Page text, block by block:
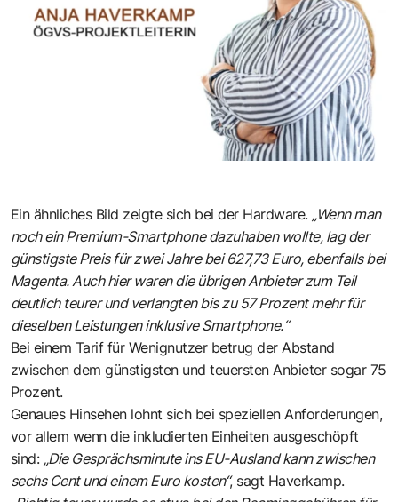
Ein ähnliches Bild zeigte sich bei der Hardware. „Wenn man
noch ein Premium-Smartphone dazuhaben wollte, lag der
günstigste Preis für zwei Jahre bei 627,73 Euro, ebenfalls bei
Magenta. Auch hier waren die übrigen Anbieter zum Teil
deutlich teurer und verlangten bis zu 57 Prozent mehr für
dieselben Leistungen inklusive Smartphone.“
Bei einem Tarif für Wenignutzer betrug der Abstand
zwischen dem günstigsten und teuersten Anbieter sogar 75
Prozent.
Genaues Hinsehen lohnt sich bei speziellen Anforderungen,
vor allem wenn die inkludierten Einheiten ausgeschöpft
sind: „Die Gesprächsminute ins EU-Ausland kann zwischen
sechs Cent und einem Euro kosten“, sagt Haverkamp.